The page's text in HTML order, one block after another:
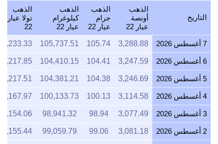
التاريخ
الذهب
أونصة
عيار 22
الذهب
جرام
عيار 22
الذهب
كيلوغرام
عيار 22
الذهب
تولا عيار
22
7 أغسطس 2026 3,288.88
105.74
105,737.51
1,233.33
6 أغسطس 2026 3,247.59
104.41
104,410.15
1,217.85
5 أغسطس 2026 3,246.69
104.38
104,381.21
1,217.51
4 أغسطس 2026 3,114.58
100.13
100,133.73
1,167.97
3 أغسطس 2026 3,077.49
98.94
98,941.32
1,154.06
2 أغسطس 2026 3,081.18
99.06
99,059.79
1,155.44